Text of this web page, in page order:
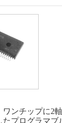
ワンチップに2
プログラマブ